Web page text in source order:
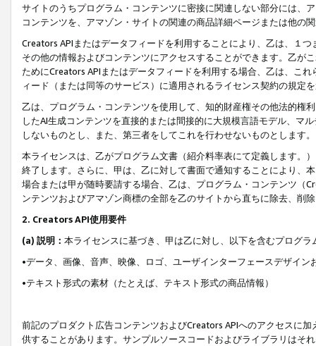
サイトのうちプログラム・コンテンツに密接に関連しない部分には、
コンテンツを、アマゾン・サイトの関連の商品詳細ページまたは他の
Creators APIまたはデータフィードを利用することにより、乙は、１
その他の情報およびコンテンツにアクセスすることができます。乙が
ためにCreators APIまたはデータフィードを利用する場合、乙は、こ
ィード（または同等のサービス）に適用されるライセンス契約の規定
乙は、プログラム・コンテンツを使用して、知的財産権その他法的権
したAI生成コンテンツを直接的または間接的に大規模言語モデル、マ
しないものとし、また、第三者をしてこれを行わせないものとします。
本ライセンスは、乙がプログラム文書（紹介料率表にて定義します。
終了します。さらに、甲は、乙に対して書面で通知することにより、
場合または甲が随時要請する場合、乙は、プログラム・コンテンツ（
ンテンツおよびアマゾン商標の全部を乙のサイトから直ちに除去、削
2. Creators API使用要件
(a) 説明： 本ライセンスに基づき、甲は乙に対し、以下を含むプログ
•データ、画像、音声、映像、ロゴ、ユーザインターフェースデザイ
•テキスト形式の素材（たとえば、テキスト形式の商品情報）
前記のプロダクト広告コンテンツおよびCreators APIへのアクセスに
供することがあります。サンプルソースコードおよびライブラリはそ